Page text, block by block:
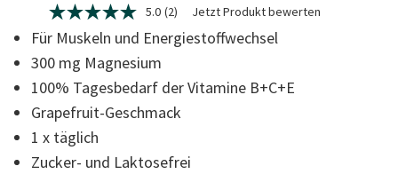
4,7 von 5 Sternen
5.0
von
5
Sternen,
Durchschnittswert
der
Bewertung.
Read
2
Reviews.
Link
5.0 (2) Jetzt Produkt bewerten
Für Muskeln und Energiestoffwechsel
300 mg Magnesium
100% Tagesbedarf der Vitamine B+C+E
Grapefruit-Geschmack
1 x täglich
Zucker- und Laktosefrei